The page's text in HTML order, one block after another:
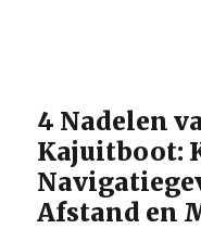
4 Nadelen
Kajuitboot:
Afstand en